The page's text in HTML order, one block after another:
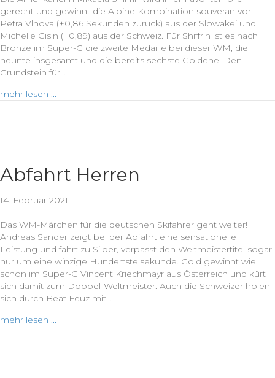
gerecht und gewinnt die Alpine Kombination souverän vor
Petra Vlhova (+0,86 Sekunden zurück) aus der Slowakei und
Michelle Gisin (+0,89) aus der Schweiz. Für Shiffrin ist es nach
Bronze im Super-G die zweite Medaille bei dieser WM, die
neunte insgesamt und die bereits sechste Goldene. Den
Grundstein für…
mehr lesen ...
Abfahrt Herren
14. Februar 2021
Das WM-Märchen für die deutschen Skifahrer geht weiter!
Andreas Sander zeigt bei der Abfahrt eine sensationelle
Leistung und fährt zu Silber, verpasst den Weltmeistertitel sogar
nur um eine winzige Hundertstelsekunde. Gold gewinnt wie
schon im Super-G Vincent Kriechmayr aus Österreich und kürt
sich damit zum Doppel-Weltmeister. Auch die Schweizer holen
sich durch Beat Feuz mit…
mehr lesen ...